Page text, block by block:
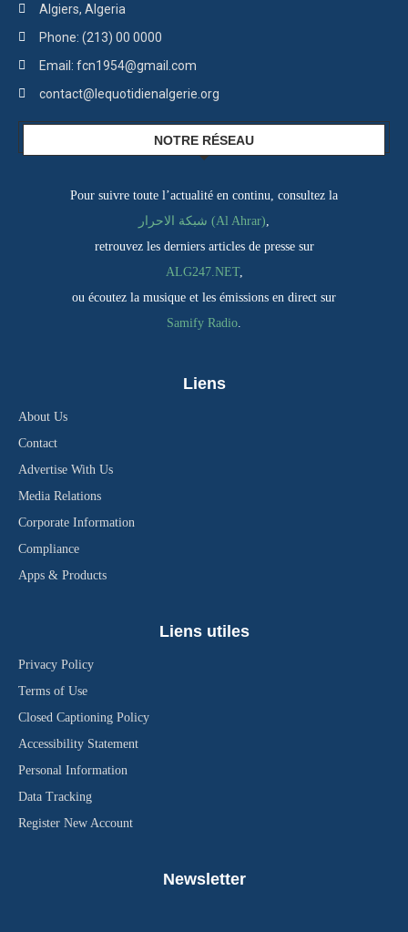
Algiers, Algeria
Phone: (213) 00 0000
Email: fcn1954@gmail.com
contact@lequotidienalgerie.org
NOTRE RÉSEAU
Pour suivre toute l’actualité en continu, consultez la
شبكة الاحرار (Al Ahrar)
retrouvez les derniers articles de presse sur
ALG247.NET,
ou écoutez la musique et les émissions en direct sur
Samify Radio
Liens
About Us
Contact
Advertise With Us
Media Relations
Corporate Information
Compliance
Apps & Products
Liens utiles
Privacy Policy
Terms of Use
Closed Captioning Policy
Accessibility Statement
Personal Information
Data Tracking
Register New Account
Newsletter